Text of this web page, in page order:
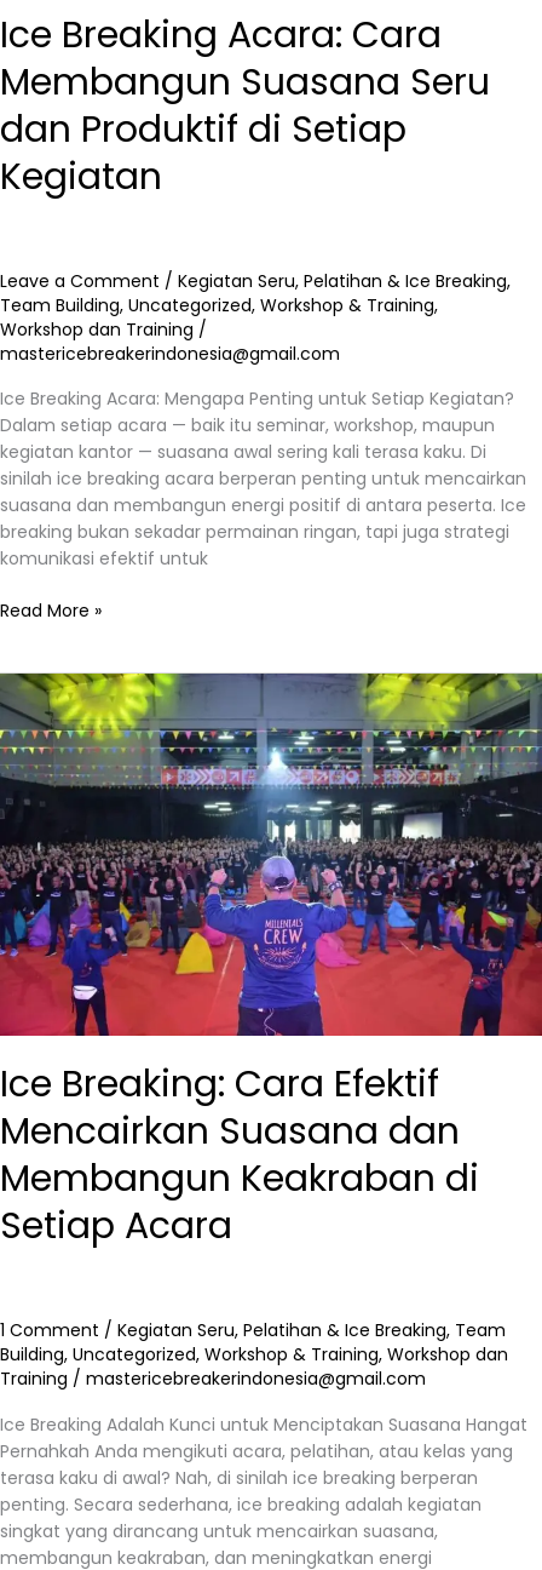
Ice Breaking Acara: Cara
Membangun Suasana Seru
dan Produktif di Setiap
Kegiatan
Leave a Comment / Kegiatan Seru, Pelatihan & Ice Breaking,
Team Building, Uncategorized, Workshop & Training,
Workshop dan Training /
mastericebreakerindonesia@gmail.com
Ice Breaking Acara: Mengapa Penting untuk Setiap Kegiatan?
Dalam setiap acara — baik itu seminar, workshop, maupun
kegiatan kantor — suasana awal sering kali terasa kaku. Di
sinilah ice breaking acara berperan penting untuk mencairkan
suasana dan membangun energi positif di antara peserta. Ice
breaking bukan sekadar permainan ringan, tapi juga strategi
komunikasi efektif untuk
Read More »
Ice Breaking: Cara Efektif
Mencairkan Suasana dan
Membangun Keakraban di
Setiap Acara
1 Comment / Kegiatan Seru, Pelatihan & Ice Breaking, Team
Building, Uncategorized, Workshop & Training, Workshop dan
Training / mastericebreakerindonesia@gmail.com
Ice Breaking Adalah Kunci untuk Menciptakan Suasana Hangat
Pernahkah Anda mengikuti acara, pelatihan, atau kelas yang
terasa kaku di awal? Nah, di sinilah ice breaking berperan
penting. Secara sederhana, ice breaking adalah kegiatan
singkat yang dirancang untuk mencairkan suasana,
membangun keakraban, dan meningkatkan energi
Ice
Breaking:
Cara
Efektif
Mencairkan
Suasana
dan
Membangun
Keakraban
di
Setiap